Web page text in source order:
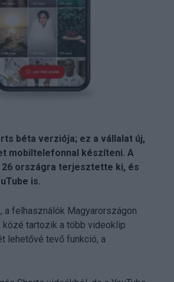
béta verziója; ez a vállalat új,
mobiltelefonnal készíteni. A
országra terjesztette ki, és
is.
a felhasználók Magyarországon
tartozik a több videoklip
lehetővé tevő funkció, a